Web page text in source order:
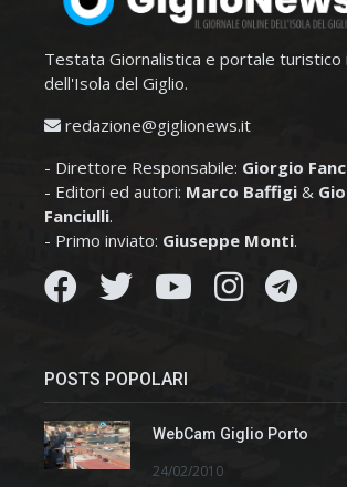
Testata Giornalistica e portale turistico
dell'Isola del Giglio.
redazione@giglionews.it
- Direttore Responsabile: Giorgio
- Editori ed autori: Marco Baffigi &
Fanciulli.
- Primo inviato: Giuseppe Monti.
POSTS POPOLARI
WebCam Giglio Porto
24/02/2010